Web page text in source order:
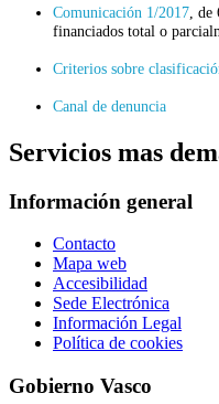
Comunicación 1/2017 ,
financiados total o
Criterios sobre
Canal de denuncia
Servicios mas
Información general
Contacto
Mapa web
Accesibilidad
Sede Electrónica
Información Legal
Política de cookies
Gobierno Vasco